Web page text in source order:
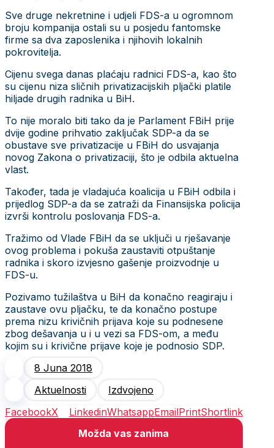
Sve druge nekretnine i udjeli FDS-a u ogromnom
broju kompanija ostali su u posjedu fantomske
firme sa dva zaposlenika i njihovih lokalnih
pokrovitelja.
Cijenu svega danas plaćaju radnici FDS-a, kao što
su cijenu niza sličnih privatizacijskih pljački platile
hiljade drugih radnika u BiH.
To nije moralo biti tako da je Parlament FBiH prije
dvije godine prihvatio zaključak SDP-a da se
obustave sve privatizacije u FBiH do usvajanja
novog Zakona o privatizaciji, što je odbila aktuelna
vlast.
Također, tada je vladajuća koalicija u FBiH odbila i
prijedlog SDP-a da se zatraži da Finansijska policija
izvrši kontrolu poslovanja FDS-a.
Tražimo od Vlade FBiH da se uključi u rješavanje
ovog problema i pokuša zaustaviti otpuštanje
radnika i skoro izvjesno gašenje proizvodnje u
FDS-u.
Pozivamo tužilaštva u BiH da konačno reagiraju i
zaustave ovu pljačku, te da konačno postupe
prema nizu krivičnih prijava koje su podnesene
zbog dešavanja u i u vezi sa FDS-om, a među
kojim su i krivične prijave koje je podnosio SDP.
8 Juna 2018
Aktuelnosti
Izdvojeno
FacebookX LinkedinWhatsappEmailPrintShortlink
Možda vas zanima